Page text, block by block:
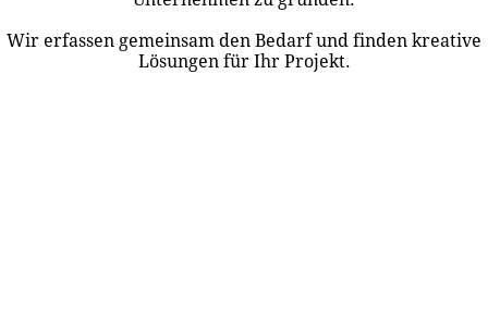
Wir erfassen gemeinsam den Bedarf und finden kreative
Lösungen für Ihr Projekt.